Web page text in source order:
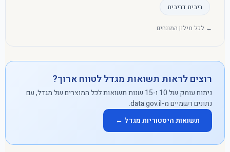
ריבית דריבית
← לכל מילון המונחים
רוצים לראות תשואות מגדל לטווח ארוך?
ניתוח עומק של 10 ו-15 שנות תשואות לכל המוצרים של מגדל, עם
נתונים רשמיים מ-data.gov.il.
תשואות היסטוריות מגדל ←